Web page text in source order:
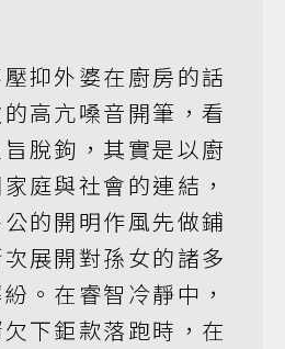
抑外婆在廚房的話
高亢嗓音開筆，看
脫鉤，其實是以廚
庭與社會的連結，
的開明作風先做鋪
展開對孫女的諸多
。在睿智冷靜中，
下鉅款落跑時，在